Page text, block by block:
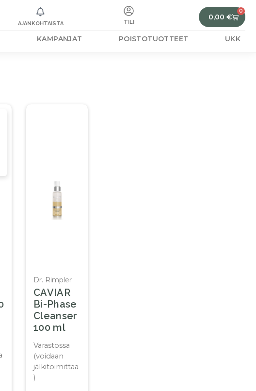
AJANKOHTAISTA TILI
0,00 €
0
KAMPANJAT POISTOTUOTTEET UKK
Dr. Rimpler
CAVIAR
Bi-Phase
Cleanser
100 ml
Varastossa
(voidaan
jälkitoimittaa
)